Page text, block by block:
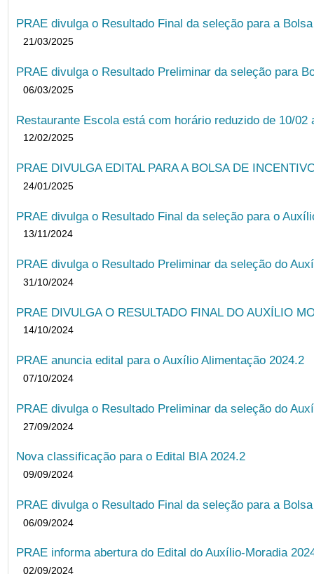
PRAE divulga o Resultado Final da seleção para a
21/03/2025
PRAE divulga o Resultado Preliminar da seleção para
06/03/2025
Restaurante Escola está com horário reduzido de 10/
12/02/2025
PRAE DIVULGA EDITAL PARA A BOLSA DE
24/01/2025
PRAE divulga o Resultado Final da seleção para o
13/11/2024
PRAE divulga o Resultado Preliminar da seleção do
31/10/2024
PRAE DIVULGA O RESULTADO FINAL DO AUXÍLIO
14/10/2024
PRAE anuncia edital para o Auxílio Alimentação 2024.2
07/10/2024
PRAE divulga o Resultado Preliminar da seleção do
27/09/2024
Nova classificação para o Edital BIA 2024.2
09/09/2024
PRAE divulga o Resultado Final da seleção para a
06/09/2024
PRAE informa abertura do Edital do Auxílio-Moradia
02/09/2024